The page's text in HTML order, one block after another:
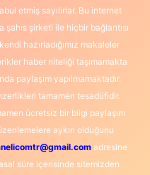
etmiş sayılırlar. Bu internet
şirketi ile hiçbir bağlantısı
hazırladığımız makaleler
haber niteliği taşımamakta
paylaşım yapılmamaktadır.
tamamen tesadüfidir.
ücretsiz bir bilgi paylaşım
aykırı olduğunu
adresine
süre içerisinde sitemizden